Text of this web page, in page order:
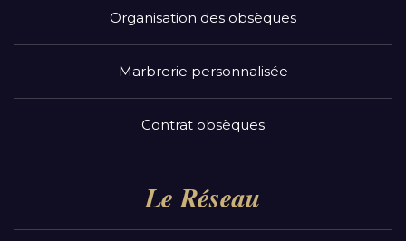
Organisation des obsèques
Marbrerie personnalisée
Contrat obsèques
Le Réseau